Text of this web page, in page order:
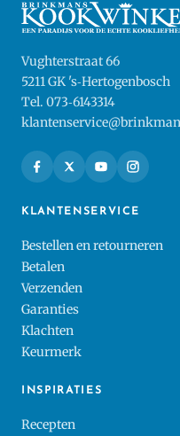
Vughterstraat 66
5211 GK 's‑Hertogenbosch
Tel. 073‑6143314
KLANTENSERVICE
Bestellen en retourneren
Betalen
Verzenden
Garanties
Klachten
Keurmerk
INSPIRATIES
Recepten